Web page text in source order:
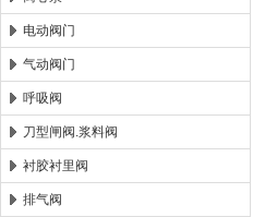
电动阀门
气动阀门
呼吸阀
刀型闸阀.浆料阀
衬胶衬里阀
排气阀